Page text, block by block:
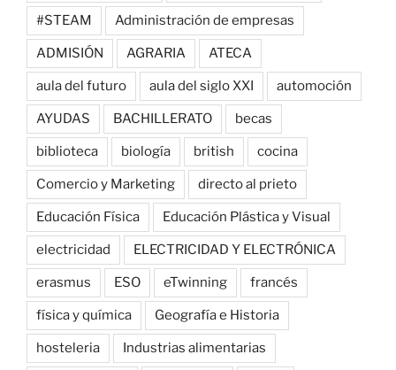
#STEAM Administración de empresas
ADMISIÓN AGRARIA ATECA
aula del futuro aula del siglo XXI automoción
AYUDAS BACHILLERATO becas
biblioteca biología british cocina
Comercio y Marketing directo al prieto
Educación Física Educación Plástica y Visual
electricidad ELECTRICIDAD Y ELECTRÓNICA
erasmus ESO eTwinning francés
física y química Geografía e Historia
hosteleria Industrias alimentarias